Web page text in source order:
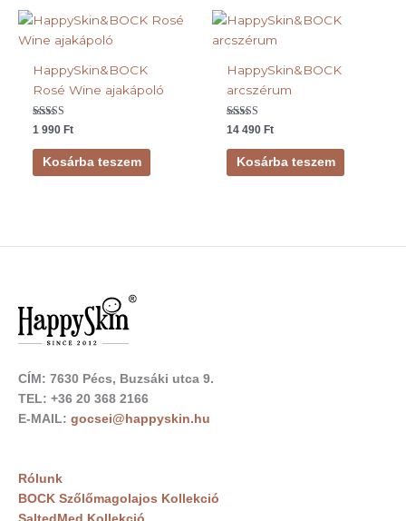
HappySkin&BOCK
Rosé Wine ajakápoló
Értékelés:
5.00
/ 5
1 990Ft
Kosárba teszem
HappySkin&BOCK
arcszérum
Értékelés:
5.00
/ 5
14 490Ft
Kosárba teszem
CÍM: 7630 Pécs, Buzsáki utca 9.
TEL: +36 20 368 2166
E-MAIL: gocsei@happyskin.hu
Rólunk
BOCK Szőlőmagolajos Kollekció